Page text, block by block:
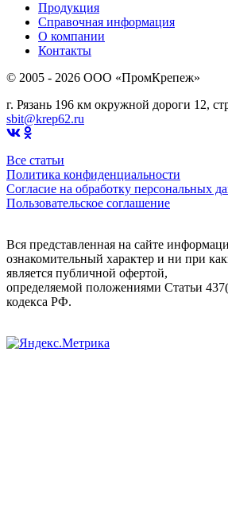
Продукция
Справочная информация
О компании
Контакты
© 2005 - 2026 OOO «ПромКрепеж»
г. Рязань 196 км окружной дороги 12,
sbit@krep62.ru
Все статьи
Политика конфиденциальности
Согласие на обработку персональных
Пользовательское соглашение
Вся представленная на сайте
ознакомительный характер и ни при
является публичной офертой,
определяемой положениями Статьи
кодекса РФ.